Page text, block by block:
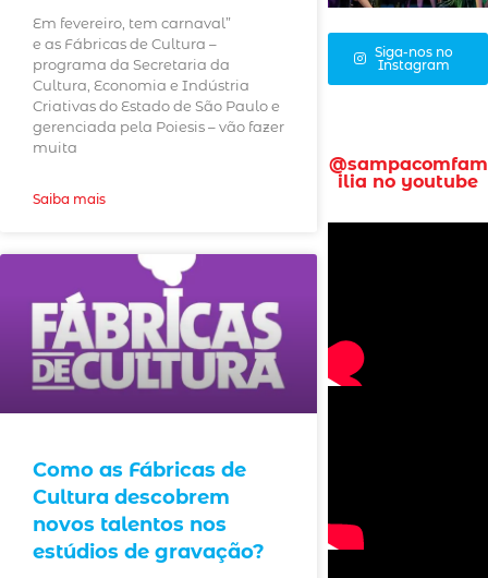
Em fevereiro, tem carnaval”
e as Fábricas de Cultura –
programa da Secretaria da
Cultura, Economia e Indústria
Criativas do Estado de São Paulo e
gerenciada pela Poiesis – vão fazer
muita
Saiba mais
Como as Fábricas de
Cultura descobrem
novos talentos nos
estúdios de gravação?
Siga-nos no
Instagram
@sampacomfam
ilia no youtube